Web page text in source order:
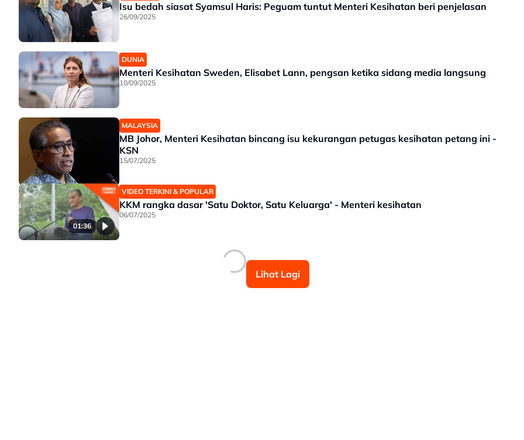
Isu bedah siasat Syamsul Haris: Peguam tuntut Menteri Kesihatan beri penjelasan
26/09/2025
DUNIA
Menteri Kesihatan Sweden, Elisabet Lann, pengsan ketika sidang media langsung
10/09/2025
MALAYSIA
MB Johor, Menteri Kesihatan bincang isu kekurangan petugas kesihatan petang ini -
KSN
15/07/2025
01:36
VIDEO TERKINI & POPULAR
KKM rangka dasar 'Satu Doktor, Satu Keluarga' - Menteri kesihatan
06/07/2025
Lihat Lagi